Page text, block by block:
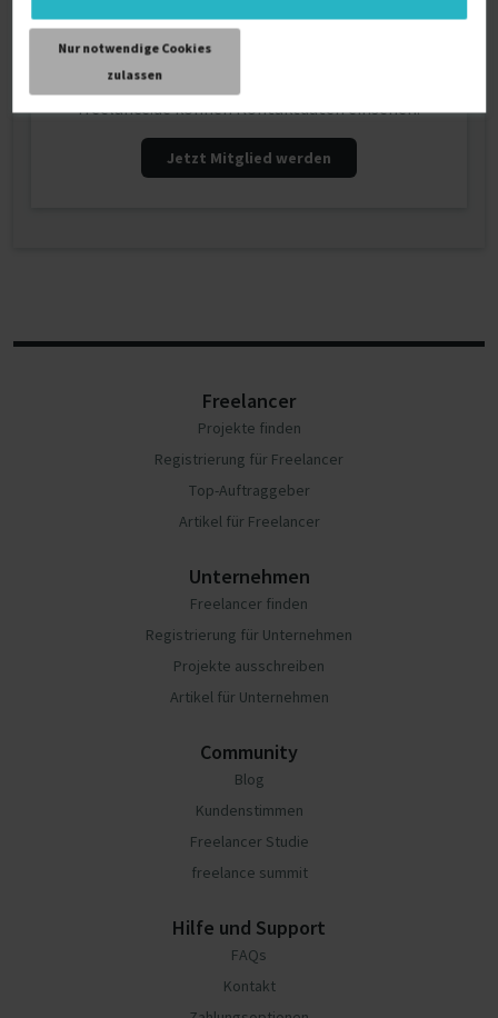
Nur notwendige Cookies
zulassen
Kontaktdaten
Nur registrierte PREMIUM-Mitglieder von
freelance.de können Kontaktdaten einsehen.
Jetzt Mitglied werden
Freelancer
Projekte finden
Registrierung für Freelancer
Top-Auftraggeber
Artikel für Freelancer
Unternehmen
Freelancer finden
Registrierung für Unternehmen
Projekte ausschreiben
Artikel für Unternehmen
Community
Blog
Kundenstimmen
Freelancer Studie
freelance summit
Hilfe und Support
FAQs
Kontakt